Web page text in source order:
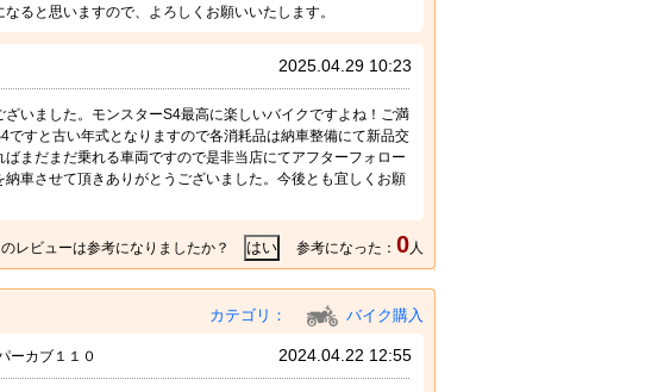
ると思いますので、よろしくお願いいたします。
2025.04.29 10:23
いました。モンスターS4最高に楽しいバイクですよね！ご満
ですと古い年式となりますので各消耗品は納車整備にて新品交
まだまだ乗れる車両ですので是非当店にてアフターフォロー
車させて頂きありがとうございました。今後とも宜しくお願
のレビューは参考になりましたか？ 参考になった： 0 人
カテゴリ： バイク購入
ーカブ１１０ 2024.04.22 12:55